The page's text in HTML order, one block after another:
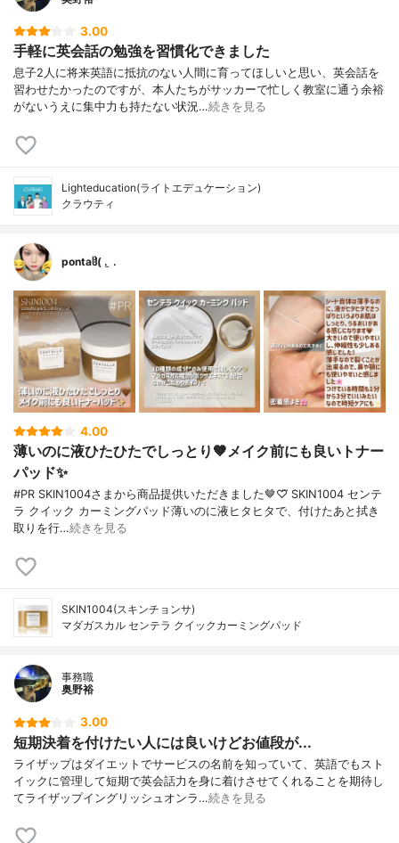
3.00
手軽に英会話の勉強を習慣化できました
息子2人に将来英語に抵抗のない人間に育ってほしいと思い、英会話を
習わせたかったのですが、本人たちがサッカーで忙しく教室に通う余裕
がないうえに集中力も持たない状況…続きを見る
Lighteducation(ライトエデュケーション)
クラウティ
pontaჱ̒( . ̫ .
4.00
薄いのに液ひたひたでしっとり🤎メイク前にも良いトナー
パッド✨️
#PR SKIN1004さまから商品提供いただきました🤎♡⃛ SKIN1004 センテ
ラ クイック カーミングパッド薄いのに液ヒタヒタで、付けたあと拭き
取りを行…続きを見る
SKIN1004(スキンチョンサ)
マダガスカル センテラ クイックカーミングパッド
事務職
奥野裕
3.00
短期決着を付けたい人には良いけどお値段が...
ライザップはダイエットでサービスの名前を知っていて、英語でもスト
イックに管理して短期で英会話力を身に着けさせてくれることを期待し
てライザップイングリッシュオンラ…続きを見る